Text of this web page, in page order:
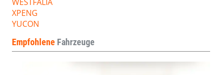
XPENG
YUCON
Empfohlene Fahrzeuge